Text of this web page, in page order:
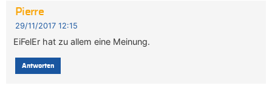
Pierre
29/11/2017 12:15
EiFelEr hat zu allem eine Meinung.
Antworten